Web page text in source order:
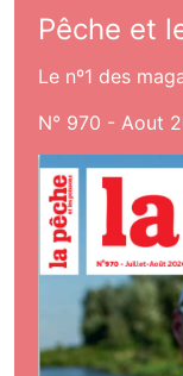
Pêche et
Le nº1 des
N° 970 - Aout